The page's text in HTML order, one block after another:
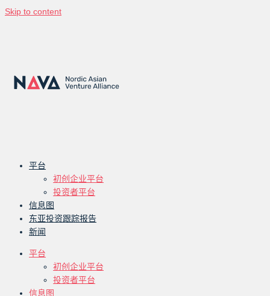
Skip to content
平台
初创企业平台
投资者平台
信息图
东亚投资跟踪报告
新闻
平台
初创企业平台
投资者平台
信息图